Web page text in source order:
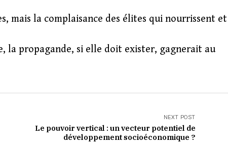
mais la complaisance des élites qui nourrissent et
la propagande, si elle doit exister, gagnerait au
NEXT POST
Le pouvoir vertical : un vecteur potentiel de
développement socioéconomique ?